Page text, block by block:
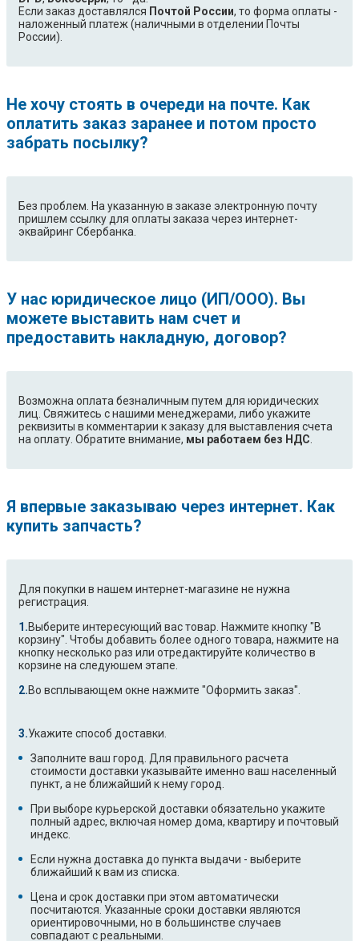
Если заказ доставлялся Почтой России, то форма оплаты -
наложенный платеж (наличными в отделении Почты
России).
Не хочу стоять в очереди на почте. Как
оплатить заказ заранее и потом просто
забрать посылку?
Без проблем. На указанную в заказе электронную почту
пришлем ссылку для оплаты заказа через интернет-
эквайринг Сбербанка.
У нас юридическое лицо (ИП/ООО). Вы
можете выставить нам счет и
предоставить накладную, договор?
Возможна оплата безналичным путем для юридических
лиц. Свяжитесь с нашими менеджерами, либо укажите
реквизиты в комментарии к заказу для выставления счета
на оплату. Обратите внимание, мы работаем без НДС
Я впервые заказываю через интернет. Как
купить запчасть?
Для покупки в нашем интернет-магазине не нужна
регистрация.
Выберите интересующий вас товар. Нажмите кнопку "В
корзину". Чтобы добавить более одного товара, нажмите на
кнопку несколько раз или отредактируйте количество в
корзине на следуюшем этапе.
Во всплывающем окне нажмите "Оформить заказ".
Укажите способ доставки.
Заполните ваш город. Для правильного расчета
стоимости доставки указывайте именно ваш населенный
пункт, а не ближайший к нему город.
При выборе курьерской доставки обязательно укажите
полный адрес, включая номер дома, квартиру и почтовый
индекс.
Если нужна доставка до пункта выдачи - выберите
ближайший к вам из списка.
Цена и срок доставки при этом автоматически
посчитаются. Указанные сроки доставки являются
ориентировочными, но в большинстве случаев
совпадают с реальными.